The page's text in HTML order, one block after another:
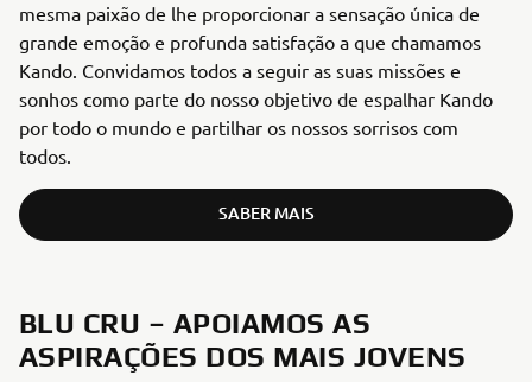
mesma paixão de lhe proporcionar a sensação única de
grande emoção e profunda satisfação a que chamamos
Kando. Convidamos todos a seguir as suas missões e
sonhos como parte do nosso objetivo de espalhar Kando
por todo o mundo e partilhar os nossos sorrisos com
todos.
SABER MAIS
BLU CRU – APOIAMOS AS
ASPIRAÇÕES DOS MAIS JOVENS